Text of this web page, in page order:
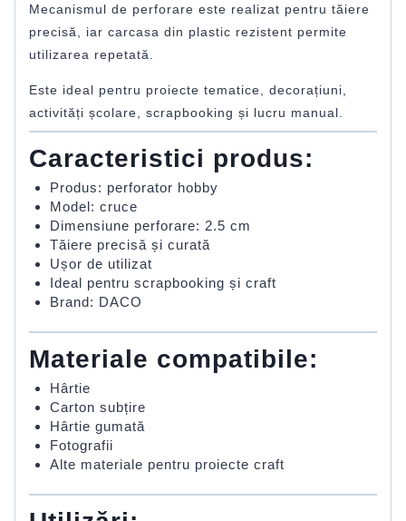
Mecanismul de perforare este realizat pentru tăiere
precisă, iar carcasa din plastic rezistent permite
utilizarea repetată.
Este ideal pentru proiecte tematice, decorațiuni,
activități școlare, scrapbooking și lucru manual.
Caracteristici produs:
Produs: perforator hobby
Model: cruce
Dimensiune perforare: 2.5 cm
Tăiere precisă și curată
Ușor de utilizat
Ideal pentru scrapbooking și craft
Brand: DACO
Materiale compatibile:
Hârtie
Carton subțire
Hârtie gumată
Fotografii
Alte materiale pentru proiecte craft